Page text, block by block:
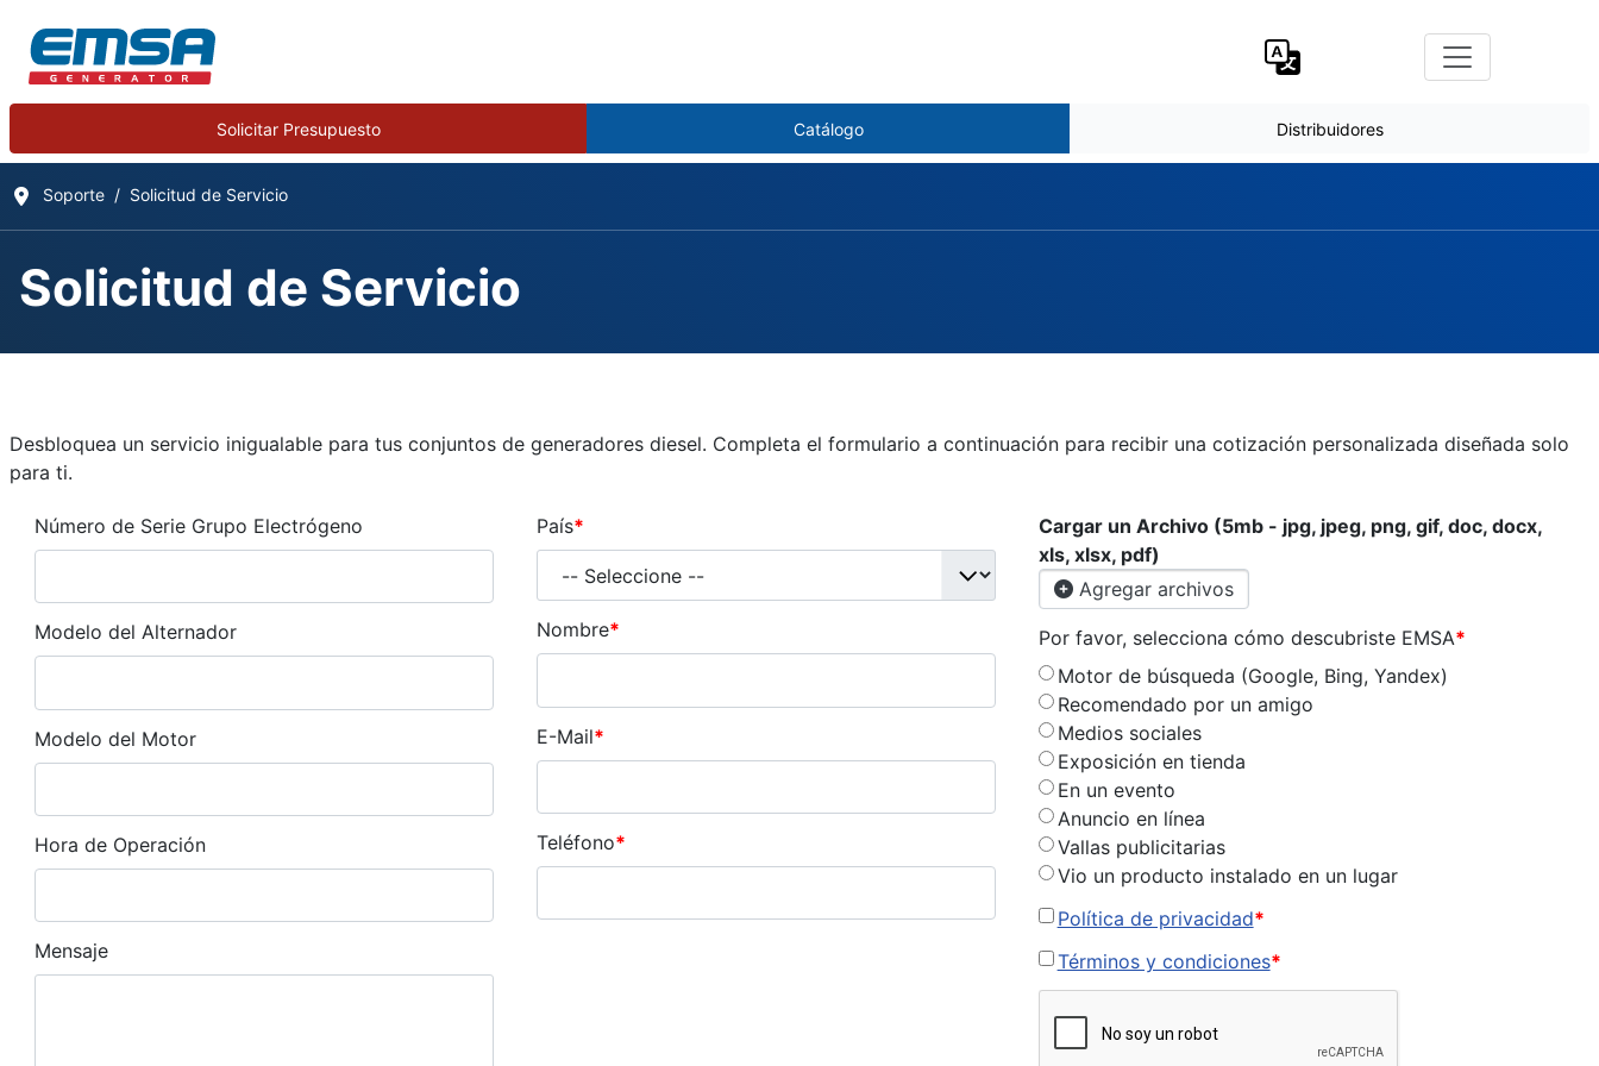
Solicitar Presupuesto Catálogo Distribuidores
Soporte Solicitud de Servicio
Solicitud de Servicio
Solicitud de Servicio
Detalles
Escrito por:
Publicado: 02 Enero 2025
Última actualización: 02 Enero 2025
Visitas: 409
Desbloquea un servicio inigualable para tus conjuntos de generadores diesel. Completa el formulario a continuación para recibir una cotización personalizada diseñada solo
para ti.
Número de Serie Grupo Electrógeno
Modelo del Alternador
Modelo del Motor
Hora de Operación
Mensaje
País*
Nombre*
E-Mail*
Teléfono*
Cargar un Archivo (5mb - jpg, jpeg, png, gif, doc, docx,
xls, xlsx, pdf)
Agregar archivos
Por favor, selecciona cómo descubriste EMSA*
Motor de búsqueda (Google, Bing, Yandex)
Recomendado por un amigo
Medios sociales
Exposición en tienda
En un evento
Anuncio en línea
Vallas publicitarias
Vio un producto instalado en un lugar
Política de privacidad*
Términos y condiciones*